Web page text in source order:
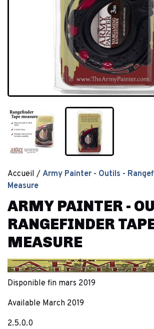
Accueil
Army Painter - Outils -
Measure
ARMY PAINTER -
RANGEFINDER
MEASURE
Disponible fin mars 2019
Available March 2019
2.5.0.0